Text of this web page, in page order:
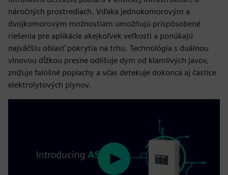
náročných prostrediach. Vďaka jednokomorovým a
dvojkomorovým možnostiam umožňujú prispôsobené
riešenia pre aplikácie akejkoľvek veľkosti a ponúkajú
najväčšiu oblasť pokrytia na trhu. Technológia s duálnou
vlnovou dĺžkou presne odlišuje dym od klamlivých javov,
znižuje falošné poplachy a včas detekuje dokonca aj častice
elektrolytových plynov.
Play